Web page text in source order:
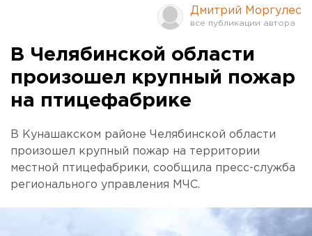
Дмитрий Моргулес
В Челябинской области
произошел крупный пожар
на птицефабрике
В Кунашакском районе Челябинской области
произошел крупный пожар на территории
местной птицефабрики, сообщила пресс-служба
регионального управления МЧС.